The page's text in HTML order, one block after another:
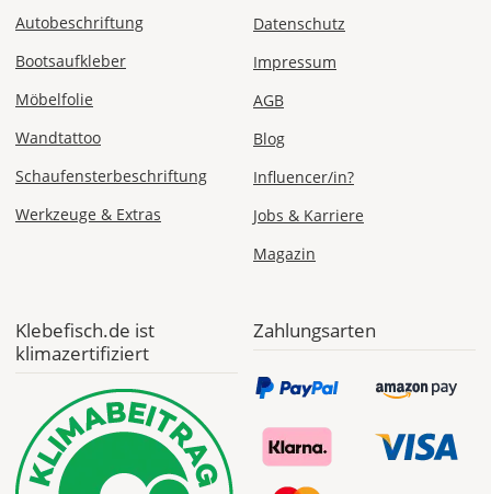
Do., 20.08.
1,99 EUR
ohne
Produktionsaufschlag
EUR
Mi., 12.08. -
Sa., 15.08.
Produktionsaufschlag
Autobeschriftung
Bootsaufkleber
Möbelfolie
Wandtattoo
Schaufensterbeschriftung
Werkzeuge & Extras
Datenschutz
Impressum
AGB
Blog
Influencer/in?
Jobs & Karriere
Magazin
Klebefisch.de ist
klimazertifiziert
Zahlungsarten